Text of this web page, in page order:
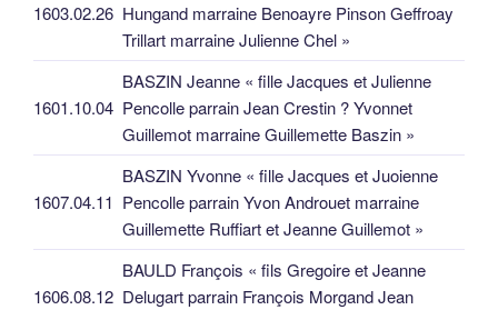
1603.02.26 Hungand marraine Benoayre Pinson Geffroay
Trillart marraine Julienne Chel »
1601.10.04
BASZIN Jeanne « fille Jacques et Julienne
Pencolle parrain Jean Crestin ? Yvonnet
Guillemot marraine Guillemette Baszin »
1607.04.11
BASZIN Yvonne « fille Jacques et Juoienne
Pencolle parrain Yvon Androuet marraine
Guillemette Ruffiart et Jeanne Guillemot »
1606.08.12
BAULD François « fils Gregoire et Jeanne
Delugart parrain François Morgand Jean